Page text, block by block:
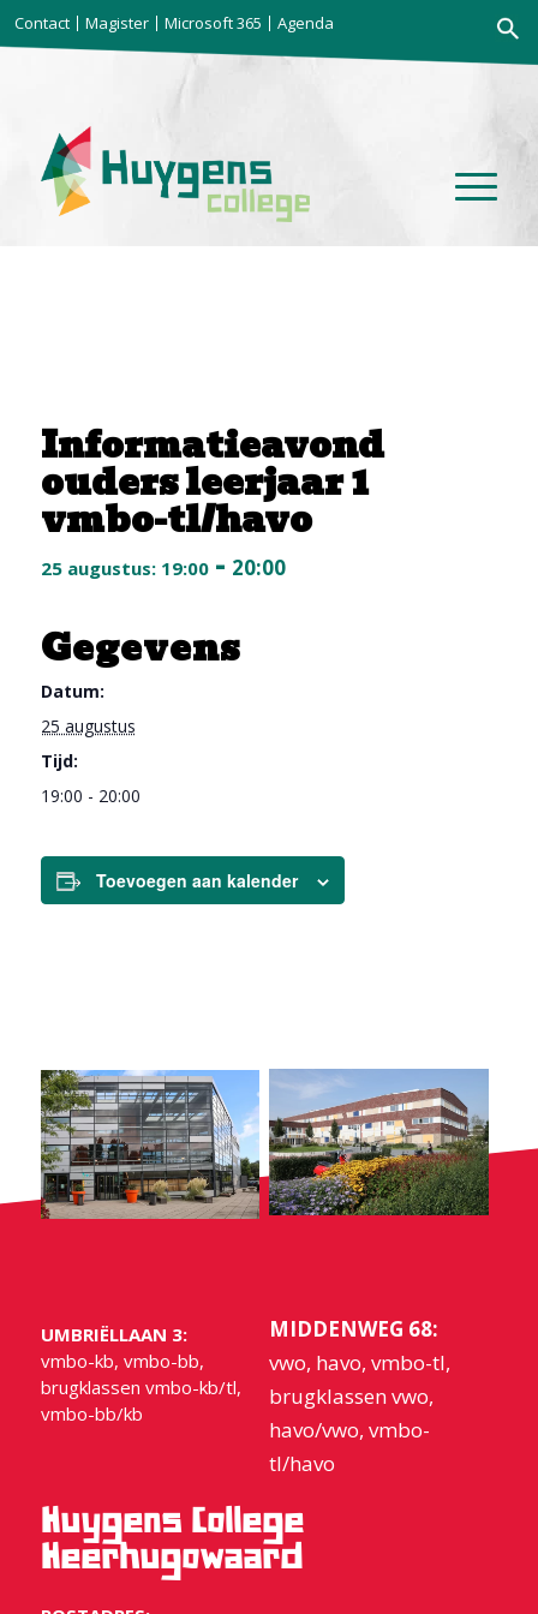
Contact Magister Microsoft 365 Agenda
naar:
Informatieavond
ouders leerjaar 1
vmbo-tl/havo
25 augustus: 19:00- 20:00
Gegevens
Datum:
25 augustus
Tijd:
19:00 - 20:00
Toevoegen aan kalender
UMBRIËLLAAN 3:
vmbo-kb, vmbo-bb,
brugklassen vmbo-kb/tl,
vmbo-bb/kb
MIDDENWEG 68:
vwo, havo, vmbo-tl,
brugklassen vwo,
havo/vwo, vmbo-
tl/havo
Huygens College
Heerhugowaard